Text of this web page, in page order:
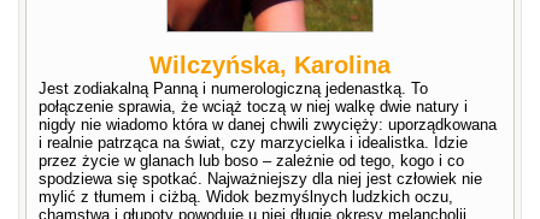
Wilczyńska, Karolina
Jest zodiakalną Panną i numerologiczną jedenastką. To
połączenie sprawia, że wciąż toczą w niej walkę dwie natury i
nigdy nie wiadomo która w danej chwili zwycięży: uporządkowana
i realnie patrząca na świat, czy marzycielka i idealistka. Idzie
przez życie w glanach lub boso – zależnie od tego, kogo i co
spodziewa się spotkać. Najważniejszy dla niej jest człowiek nie
mylić z tłumem i ciżbą. Widok bezmyślnych ludzkich oczu,
chamstwa i głupoty powoduje u niej długie okresy melancholii.